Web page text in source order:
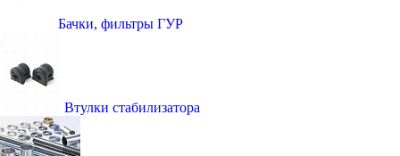
Бачки, фильтры ГУР
Втулки стабилизатора